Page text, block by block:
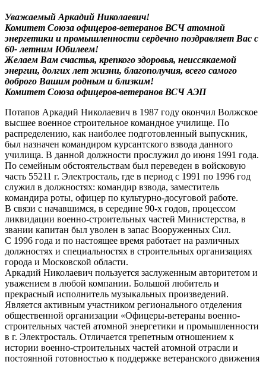
Уважаемый Аркадий Николаевич!
Комитет Союза офицеров-ветеранов ВСЧ атомной
энергетики и промышленности сердечно поздравляет Вас с
60- летним Юбилеем!
Желаем Вам счастья, крепкого здоровья, неиссякаемой
энергии, долгих лет жизни, благополучия, всего самого
доброго Вашим родным и близким!
Комитет Союза офицеров-ветеранов ВСЧ АЭП
Потапов Аркадий Николаевич в 1987 году окончил Волжское
высшее военное строительное командное училище. По
распределению, как наиболее подготовленный выпускник,
был назначен командиром курсантского взвода данного
училища. В данной должности прослужил до июня 1991 года.
По семейным обстоятельствам был переведен в войсковую
часть 55211 г. Электросталь, где в период с 1991 по 1996 год
служил в должностях: командир взвода, заместитель
командира роты, офицер по культурно-досуговой работе.
В связи с начавшимся, в середине 90-х годов, процессом
ликвидации военно-строительных частей Министерства, в
звании капитан был уволен в запас Вооруженных Сил.
С 1996 года и по настоящее время работает на различных
должностях и специальностях в строительных организациях
города и Московской области.
Аркадий Николаевич пользуется заслуженным авторитетом и
уважением в любой компании. Большой любитель и
прекрасный исполнитель музыкальных произведений.
Является активным участником регионального отделения
общественной организации «Офицеры-ветераны военно-
строительных частей атомной энергетики и промышленности
в г. Электросталь. Отличается трепетным отношением к
истории военно-строительных частей атомной отрасли и
постоянной готовностью к поддержке ветеранского движения